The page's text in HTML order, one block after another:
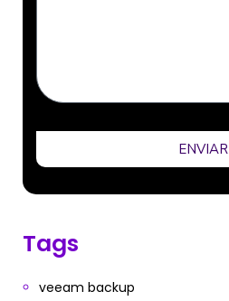
ENVIAR
Tags
veeam backup